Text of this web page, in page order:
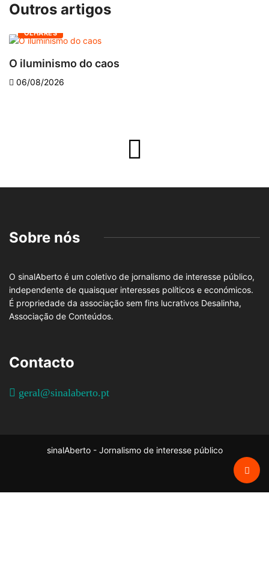
Outros artigos
OLHARES
O iluminismo do caos
06/08/2026
Sobre nós
O sinalAberto é um coletivo de jornalismo de interesse público,
independente de quaisquer interesses políticos e económicos.
É propriedade da associação sem fins lucrativos Desalinha,
Associação de Conteúdos.
Contacto
geral@sinalaberto.pt
sinalAberto - Jornalismo de interesse público